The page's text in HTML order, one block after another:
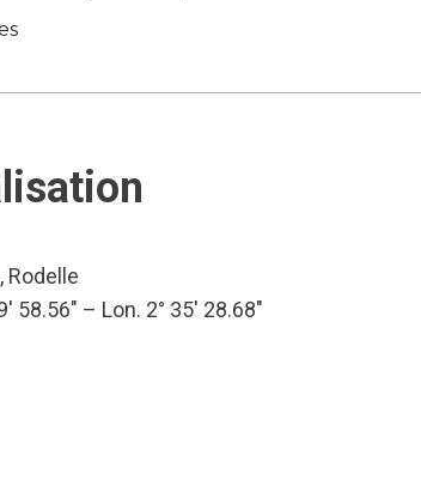
Rodelle
58.56″ – Lon. 2° 35′ 28.68″